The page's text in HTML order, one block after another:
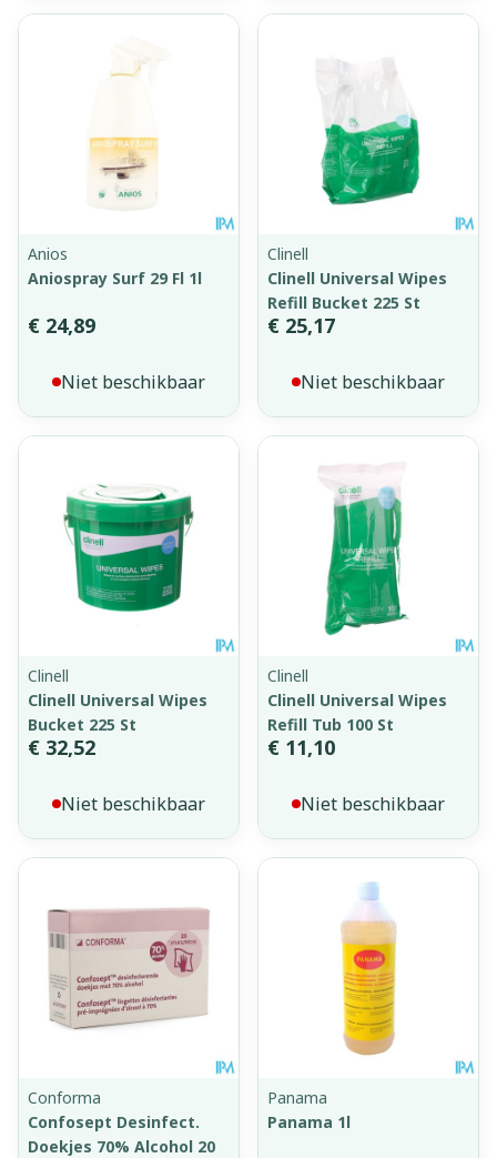
Anios
Aniospray Surf 29 Fl 1l
€ 24,89
Niet beschikbaar
Clinell
Clinell Universal Wipes
Refill Bucket 225 St
€ 25,17
Niet beschikbaar
Clinell
Clinell Universal Wipes
Bucket 225 St
€ 32,52
Niet beschikbaar
Clinell
Clinell Universal Wipes
Refill Tub 100 St
€ 11,10
Niet beschikbaar
Conforma
Confosept Desinfect.
Doekjes 70% Alcohol 20
Panama
Panama 1l